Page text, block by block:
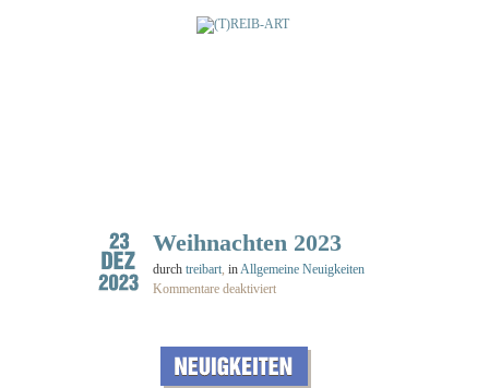
Weihnachten 2023
durch treibart, inAllgemeine Neuigkeiten
Kommentare deaktiviert